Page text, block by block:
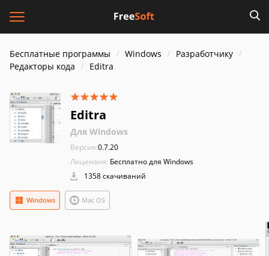
Бесплатные программы Windows
Разработчику
Редакторы кода
Editra
Editra
Для Windows
Версия:0.7.20
Лицензия: Бесплатно для Windows
1358 скачиваний
Mac OS
Windows